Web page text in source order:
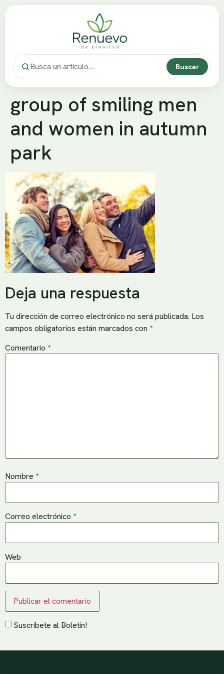
Buscar
group of smiling men
and women in autumn
park
Deja una respuesta
Tu dirección de correo electrónico no será publicada. Los
campos obligatorios están marcados con *
Comentario *
Nombre *
Correo electrónico *
Web
Suscríbete al Boletín!